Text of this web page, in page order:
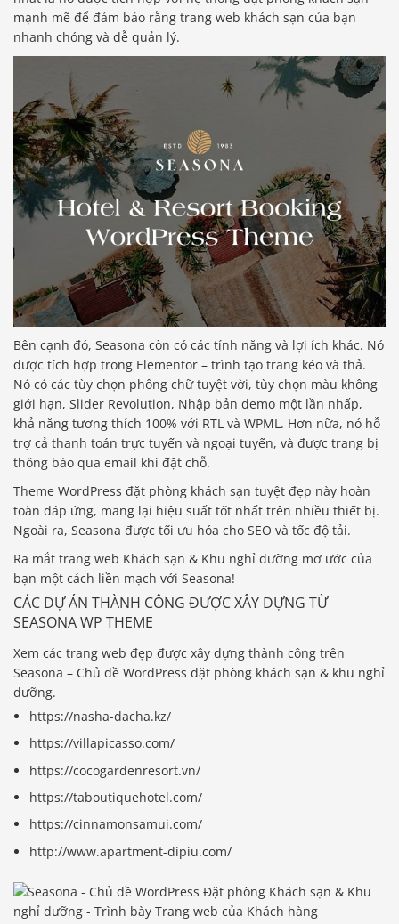
mạnh mẽ để đảm bảo rằng trang web khách sạn của bạn
nhanh chóng và dễ quản lý.
Bên cạnh đó, Seasona còn có các tính năng và lợi ích khác. Nó
được tích hợp trong Elementor – trình tạo trang kéo và thả.
Nó có các tùy chọn phông chữ tuyệt vời, tùy chọn màu không
giới hạn, Slider Revolution, Nhập bản demo một lần nhấp,
khả năng tương thích 100% với RTL và WPML. Hơn nữa, nó hỗ
trợ cả thanh toán trực tuyến và ngoại tuyến, và được trang bị
thông báo qua email khi đặt chỗ.
Theme WordPress đặt phòng khách sạn tuyệt đẹp này hoàn
toàn đáp ứng, mang lại hiệu suất tốt nhất trên nhiều thiết bị.
Ngoài ra, Seasona được tối ưu hóa cho SEO và tốc độ tải.
Ra mắt trang web Khách sạn & Khu nghỉ dưỡng mơ ước của
bạn một cách liền mạch với Seasona!
CÁC DỰ ÁN THÀNH CÔNG ĐƯỢC XÂY DỰNG TỪ
SEASONA WP THEME
Xem các trang web đẹp được xây dựng thành công trên
Seasona – Chủ đề WordPress đặt phòng khách sạn & khu nghỉ
dưỡng.
https://nasha-dacha.kz/
https://villapicasso.com/
https://cocogardenresort.vn/
https://taboutiquehotel.com/
https://cinnamonsamui.com/
http://www.apartment-dipiu.com/